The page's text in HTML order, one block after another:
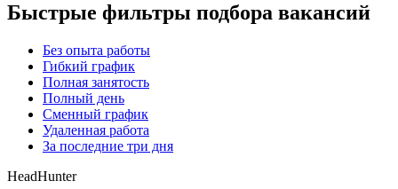
Быстрые фильтры подбора вакансий
Без опыта работы
Гибкий график
Полная занятость
Полный день
Сменный график
Удаленная работа
За последние три дня
HeadHunter